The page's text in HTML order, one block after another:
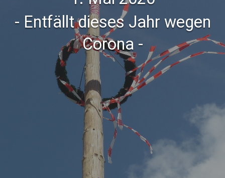
- Entfällt dieses Jahr wegen
Corona -